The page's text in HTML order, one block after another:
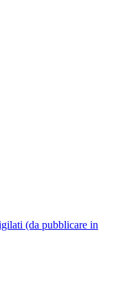
(da pubblicare in